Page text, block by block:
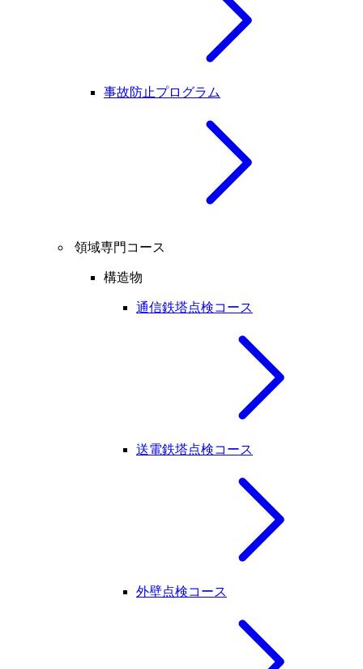
事故防止プログラム
領域専門コース
構造物
通信鉄塔点検コース
送電鉄塔点検コース
外壁点検コース